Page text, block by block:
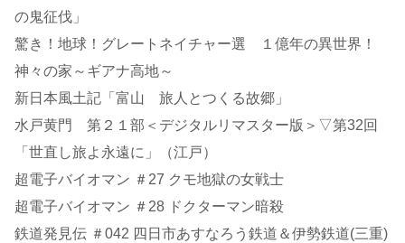
の鬼征伐」
驚き！地球！グレートネイチャー選 １億年の異世界！
神々の家～ギアナ高地～
新日本風土記「富山 旅人とつくる故郷」
水戸黄門 第２１部＜デジタルリマスター版＞▽第32回
「世直し旅よ永遠に」（江戸）
超電子バイオマン ＃27 クモ地獄の女戦士
超電子バイオマン ＃28 ドクターマン暗殺
鉄道発見伝 ＃042 四日市あすなろう鉄道＆伊勢鉄道(三重)